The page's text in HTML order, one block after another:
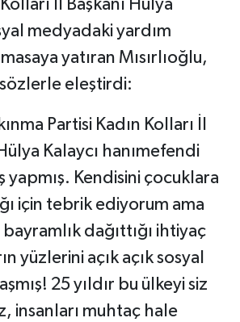
İl Başkanı Hülya
medyadaki yardım
yatıran Mısırlıoğlu,
eleştirdi:
Partisi Kadın Kolları İl
Kalaycı hanımefendi
yapmış. Kendisini çocuklara
için tebrik ediyorum ama
dağıttığı ihtiyaç
yüzlerini açık açık sosyal
25 yıldır bu ülkeyi siz
insanları muhtaç hale